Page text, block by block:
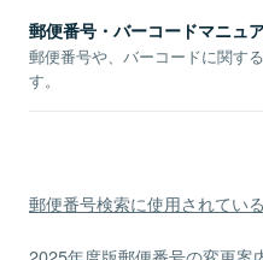
郵便番号・バーコードマニュ
郵便番号や、バーコードに関す
す。
郵便番号検索に使用されてい